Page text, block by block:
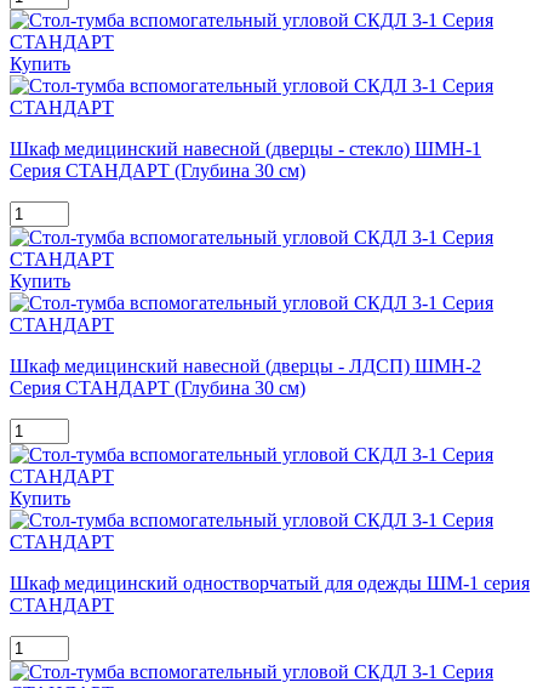
Купить
Шкаф медицинский навесной (дверцы - стекло) ШМН-1
Серия СТАНДАРТ (Глубина 30 см)
Купить
Шкаф медицинский навесной (дверцы - ЛДСП) ШМН-2
Серия СТАНДАРТ (Глубина 30 см)
Купить
Шкаф медицинский одностворчатый для одежды ШМ-1 серия
СТАНДАРТ